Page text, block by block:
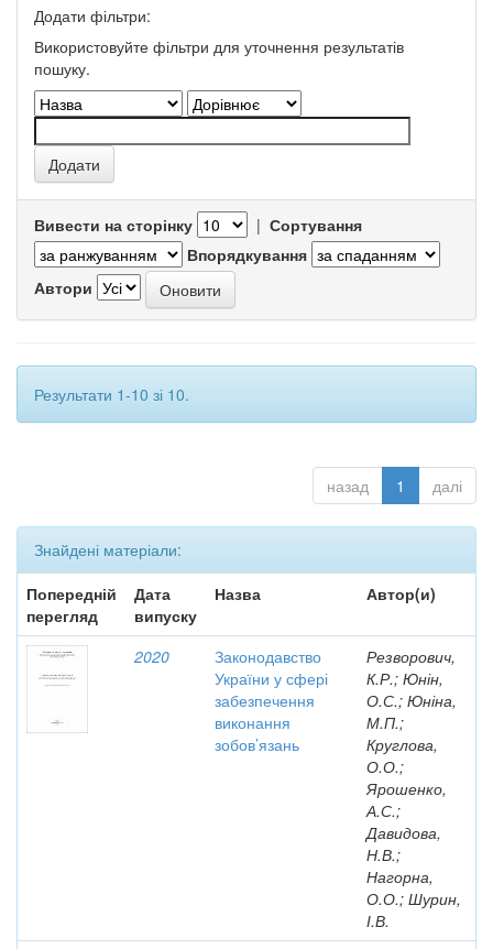
Додати фільтри:
Використовуйте фільтри для уточнення результатів
пошуку.
Вивести на сторінку | Сортування
Впорядкування
Автори
Результати 1-10 зі 10.
назад 1 далі
Знайдені матеріали:
Попередній
перегляд
Дата
випуску
Назва Автор(и)
2020
Законодавство
України у сфері
забезпечення
виконання
зобов’язань
Резворович,
К.Р.; Юнін,
О.С.; Юніна,
М.П.;
Круглова,
О.О.;
Ярошенко,
А.С.;
Давидова,
Н.В.;
Нагорна,
О.О.; Шурин,
І.В.